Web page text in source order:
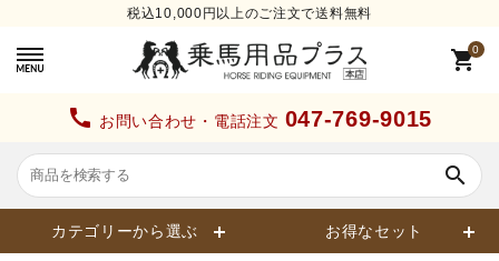
税込10,000円以上のご注文で送料無料
0
shopping_cart
call お問い合わせ・電話注文 047-769-9015
search
カテゴリーから選ぶ お得なセット